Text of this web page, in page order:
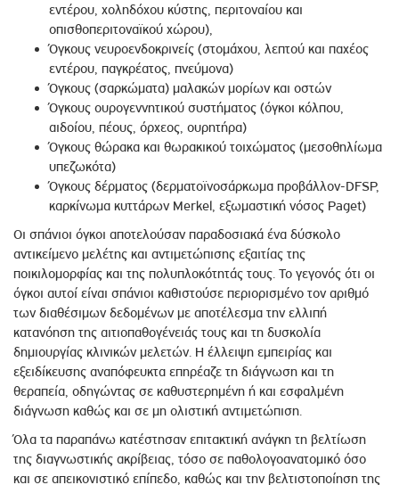
εντέρου, χοληδόχου κύστης, περιτοναίου και
οπισθοπεριτοναϊκού χώρου),
Όγκους νευροενδοκρινείς (στομάχου, λεπτού και παχέος
εντέρου, παγκρέατος, πνεύμονα)
Όγκους (σαρκώματα) μαλακών μορίων και οστών
Όγκους ουρογεννητικού συστήματος (όγκοι κόλπου,
αιδοίου, πέους, όρχεος, ουρητήρα)
Όγκους θώρακα και θωρακικού τοιχώματος (μεσοθηλίωμα
υπεζωκότα)
Όγκους δέρματος (δερματοϊνοσάρκωμα προβάλλον-DFSP,
καρκίνωμα κυττάρων Merkel, εξωμαστική νόσος Paget)
Οι σπάνιοι όγκοι αποτελούσαν παραδοσιακά ένα δύσκολο
αντικείμενο μελέτης και αντιμετώπισης εξαιτίας της
ποικιλομορφίας και της πολυπλοκότητάς τους. Το γεγονός ότι οι
όγκοι αυτοί είναι σπάνιοι καθιστούσε περιορισμένο τον αριθμό
των διαθέσιμων δεδομένων με αποτέλεσμα την ελλιπή
κατανόηση της αιτιοπαθογένειάς τους και τη δυσκολία
δημιουργίας κλινικών μελετών. Η έλλειψη εμπειρίας και
εξειδίκευσης αναπόφευκτα επηρέαζε τη διάγνωση και τη
θεραπεία, οδηγώντας σε καθυστερημένη ή και εσφαλμένη
διάγνωση καθώς και σε μη ολιστική αντιμετώπιση.
Όλα τα παραπάνω κατέστησαν επιτακτική ανάγκη τη βελτίωση
της διαγνωστικής ακρίβειας, τόσο σε παθολογοανατομικό όσο
και σε απεικονιστικό επίπεδο, καθώς και την βελτιστοποίηση της